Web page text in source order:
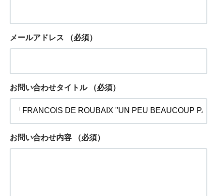
メールアドレス （必須）
お問い合わせタイトル （必須）
お問い合わせ内容 （必須）